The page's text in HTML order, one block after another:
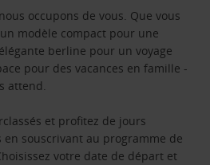
occupons de vous. Que vous
modèle compact pour une
berline pour un voyage
pour des vacances en famille -
attend.
et profitez de jours
souscrivant au programme de
votre date de départ et